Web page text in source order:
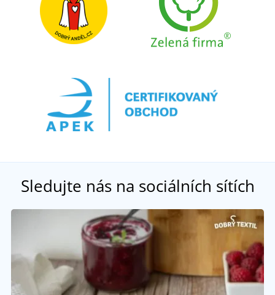
Sledujte nás na sociálních sítích